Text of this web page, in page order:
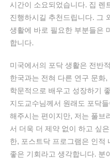
시간이 소요되었습니다. 집 렌
진행하시길 추천드립니다. 그
생활에 바로 필요한 부분들은
합니다.
미국에서의 포닥 생활은 전반
한국과는 전혀 다른 연구 문화,
학문적으로 배우고 성장하기
지도교수님께서 원래도 포닥들
해주시는 편이지만, 저는 풀브
서 더욱 더 제약 없이 하고 싶은
한, 포스트닥 프로그램은 인적
좋은 기회라고 생각합니다. 분